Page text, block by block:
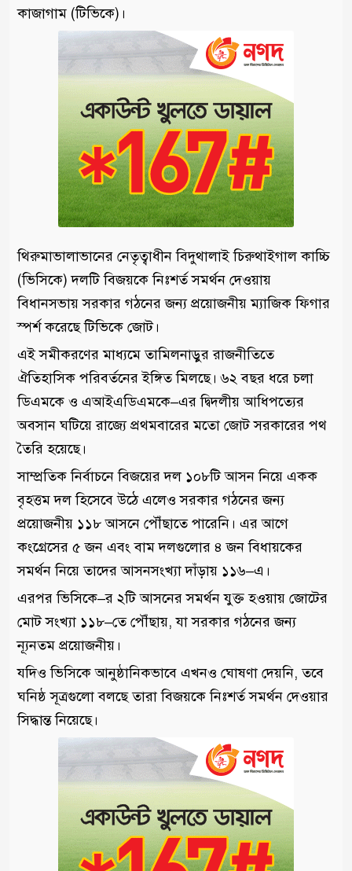
কাজাগাম (টিভিকে)।
থিরুমাভালাভানের নেতৃত্বাধীন বিদুথালাই চিরুথাইগাল কাচ্চি
(ভিসিকে) দলটি বিজয়কে নিঃশর্ত সমর্থন দেওয়ায়
বিধানসভায় সরকার গঠনের জন্য প্রয়োজনীয় ম্যাজিক ফিগার
স্পর্শ করেছে টিভিকে জোট।
এই সমীকরণের মাধ্যমে তামিলনাড়ুর রাজনীতিতে
ঐতিহাসিক পরিবর্তনের ইঙ্গিত মিলছে। ৬২ বছর ধরে চলা
ডিএমকে ও এআইএডিএমকে–এর দ্বিদলীয় আধিপত্যের
অবসান ঘটিয়ে রাজ্যে প্রথমবারের মতো জোট সরকারের পথ
তৈরি হয়েছে।
সাম্প্রতিক নির্বাচনে বিজয়ের দল ১০৮টি আসন নিয়ে একক
বৃহত্তম দল হিসেবে উঠে এলেও সরকার গঠনের জন্য
প্রয়োজনীয় ১১৮ আসনে পৌঁছাতে পারেনি। এর আগে
কংগ্রেসের ৫ জন এবং বাম দলগুলোর ৪ জন বিধায়কের
সমর্থন নিয়ে তাদের আসনসংখ্যা দাঁড়ায় ১১৬–এ।
এরপর ভিসিকে–র ২টি আসনের সমর্থন যুক্ত হওয়ায় জোটের
মোট সংখ্যা ১১৮–তে পৌঁছায়, যা সরকার গঠনের জন্য
ন্যূনতম প্রয়োজনীয়।
যদিও ভিসিকে আনুষ্ঠানিকভাবে এখনও ঘোষণা দেয়নি, তবে
ঘনিষ্ঠ সূত্রগুলো বলছে তারা বিজয়কে নিঃশর্ত সমর্থন দেওয়ার
সিদ্ধান্ত নিয়েছে।